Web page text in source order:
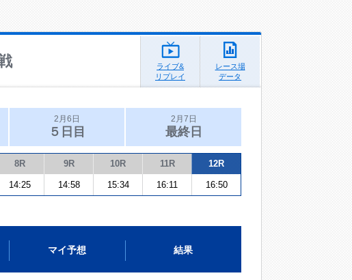
ライブ&
リプレイ
レース場
データ
2月6日
５日目
2月7日
最終日
8R 9R 10R 11R 12R
14:25 14:58 15:34 16:11 16:50
マイ予想 結果